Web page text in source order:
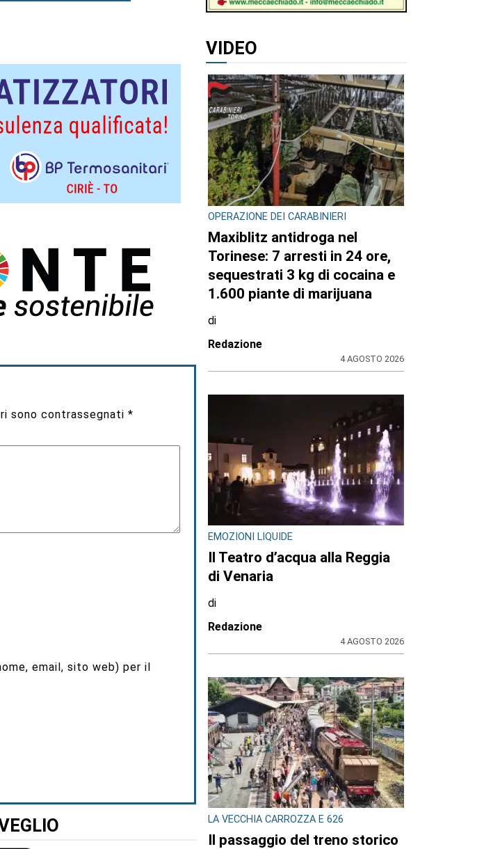
sono contrassegnati*
email, sito web) per il
VIDEO
OPERAZIONE DEI CARABINIERI
Maxiblitz antidroga nel
Torinese: 7 arresti in 24 ore,
sequestrati 3 kg di cocaina e
1.600 piante di marijuana
di
Redazione
4 AGOSTO 2026
EMOZIONI LIQUIDE
Il Teatro d’acqua alla Reggia
di Venaria
di
Redazione
4 AGOSTO 2026
LA VECCHIA CARROZZA E 626
Il passaggio del treno storico